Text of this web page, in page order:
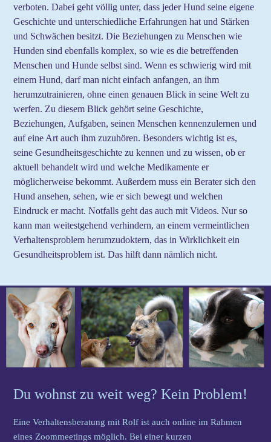
verboten. Dabei geht völlig unter, dass jeder Hund seine eigene
Geschichte und unterschiedliche Erfahrungen hat und Stärken
und Schwächen besitzt. Die Beziehungen zu Menschen wie
Hunden sind ebenfalls komplex, so wie es die betreffenden
Menschen und Hunde selbst sind. Wenn es schwierig wird mit
einem Hund, darf man nicht einfach anfangen, an ihm
herumzutrainieren, ohne einen genauen Blick in seine Welt zu
werfen. Zu diesem Blick gehört seine Geschichte,
Beziehungen, Aufgaben, seinen Menschen kennenzulernen und
auf eine Art auch ihm zuzuhören. Besonders wichtig ist es,
seine Gesundheitsgeschichte zu kennen und zu wissen, ob er
aktuell behandelt wird und welche Medikamente er
möglicherweise bekommt. Außerdem muss ein Berater sich den
Hund ansehen, sehen, wie er sich bewegt und welchen
Eindruck er macht. Notfalls geht das auch mit Videos. Nur so
kann man weitestgehend verhindern, an einem vermeintlichen
Verhaltensproblem herumzudoktern, das in Wirklichkeit ein
Gesundheitsproblem ist. Das hilft dann nämlich nicht.
Du wohnst zu weit weg? Kein Problem!
Eine Verhaltensberatung mit Rolf ist auch online im Rahmen
eines Zoommeetings möglich. Bei einer kurzen